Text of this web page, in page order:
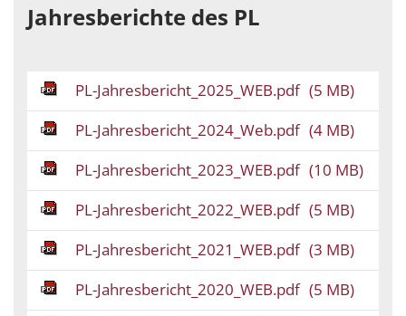
Jahresberichte des PL
PL-Jahresbericht_2025_WEB.pdf (5 MB)
PL-Jahresbericht_2024_Web.pdf (4 MB)
PL-Jahresbericht_2023_WEB.pdf (10 MB)
PL-Jahresbericht_2022_WEB.pdf (5 MB)
PL-Jahresbericht_2021_WEB.pdf (3 MB)
PL-Jahresbericht_2020_WEB.pdf (5 MB)